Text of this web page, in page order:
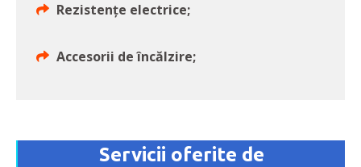
Rezistenţe electrice;
Accesorii de încălzire;
Servicii oferite de